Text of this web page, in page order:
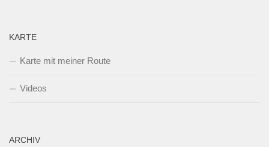
KARTE
Karte mit meiner Route
Videos
ARCHIV